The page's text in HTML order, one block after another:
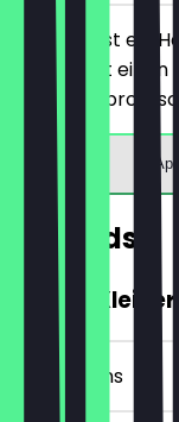
Du bestellst ein
bekommst einen
Nur 1 Deal pro
Rewards
GRATIS
3 Check-ins